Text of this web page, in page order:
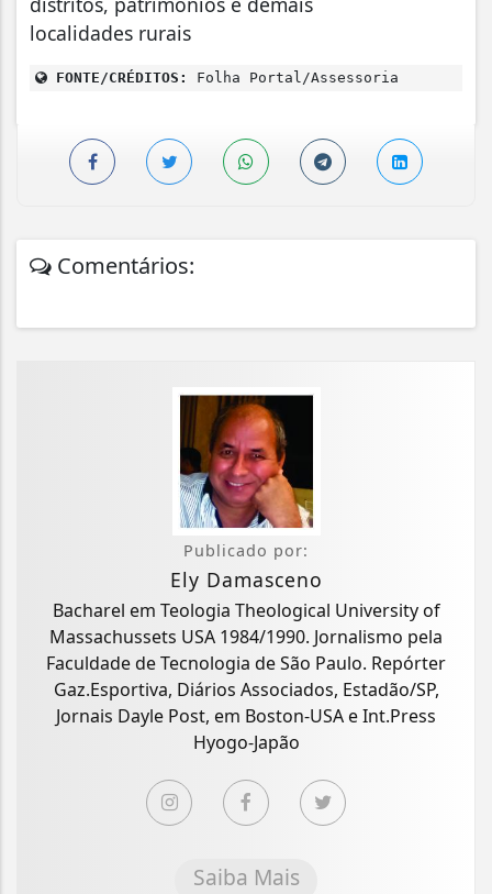
localidades rurais
FONTE/CRÉDITOS: Folha Portal/Assessoria
Comentários:
Publicado por:
Ely Damasceno
Bacharel em Teologia Theological University of
Massachussets USA 1984/1990. Jornalismo pela
Faculdade de Tecnologia de São Paulo. Repórter
Gaz.Esportiva, Diários Associados, Estadão/SP,
Jornais Dayle Post, em Boston-USA e Int.Press
Hyogo-Japão
Saiba Mais